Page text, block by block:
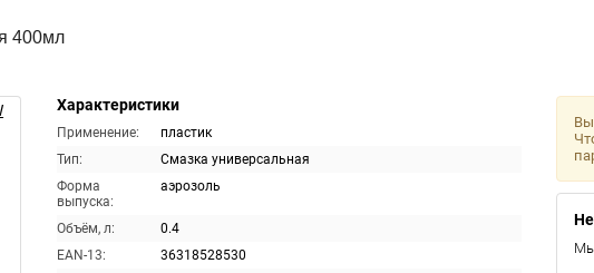
400мл
Характеристики
Применение:
пластик
Тип:
Смазка универсальная
Форма
выпуска:
аэрозоль
Объём, л:
0.4
EAN-13:
36318528530
Вы
Мы